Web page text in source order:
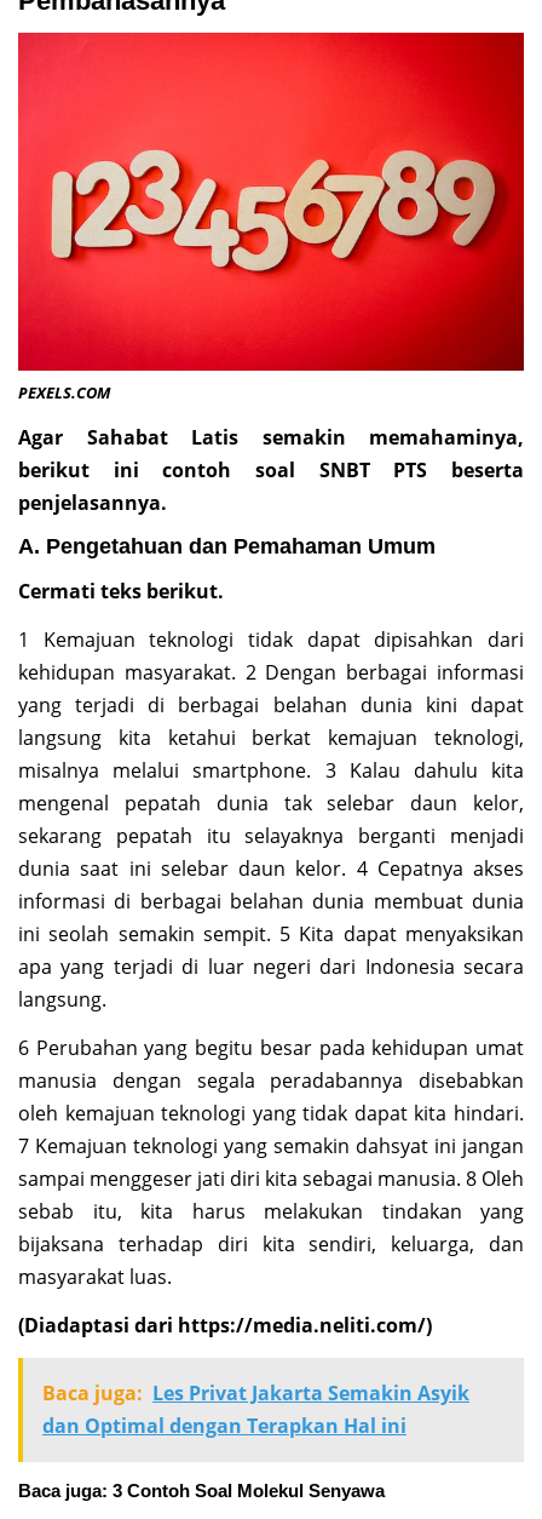
PEXELS.COM
Agar Sahabat Latis semakin memahaminya,
berikut ini contoh soal SNBT PTS beserta
penjelasannya.
A. Pengetahuan dan Pemahaman Umum
Cermati teks berikut.
1 Kemajuan teknologi tidak dapat dipisahkan dari
kehidupan masyarakat. 2 Dengan berbagai informasi
yang terjadi di berbagai belahan dunia kini dapat
langsung kita ketahui berkat kemajuan teknologi,
misalnya melalui smartphone. 3 Kalau dahulu kita
mengenal pepatah dunia tak selebar daun kelor,
sekarang pepatah itu selayaknya berganti menjadi
dunia saat ini selebar daun kelor. 4 Cepatnya akses
informasi di berbagai belahan dunia membuat dunia
ini seolah semakin sempit. 5 Kita dapat menyaksikan
apa yang terjadi di luar negeri dari Indonesia secara
langsung.
6 Perubahan yang begitu besar pada kehidupan umat
manusia dengan segala peradabannya disebabkan
oleh kemajuan teknologi yang tidak dapat kita hindari.
7 Kemajuan teknologi yang semakin dahsyat ini jangan
sampai menggeser jati diri kita sebagai manusia. 8 Oleh
sebab itu, kita harus melakukan tindakan yang
bijaksana terhadap diri kita sendiri, keluarga, dan
masyarakat luas.
(Diadaptasi dari https://media.neliti.com/)
Baca juga: Les Privat Jakarta Semakin Asyik
dan Optimal dengan Terapkan Hal ini
Baca juga: 3 Contoh Soal Molekul Senyawa